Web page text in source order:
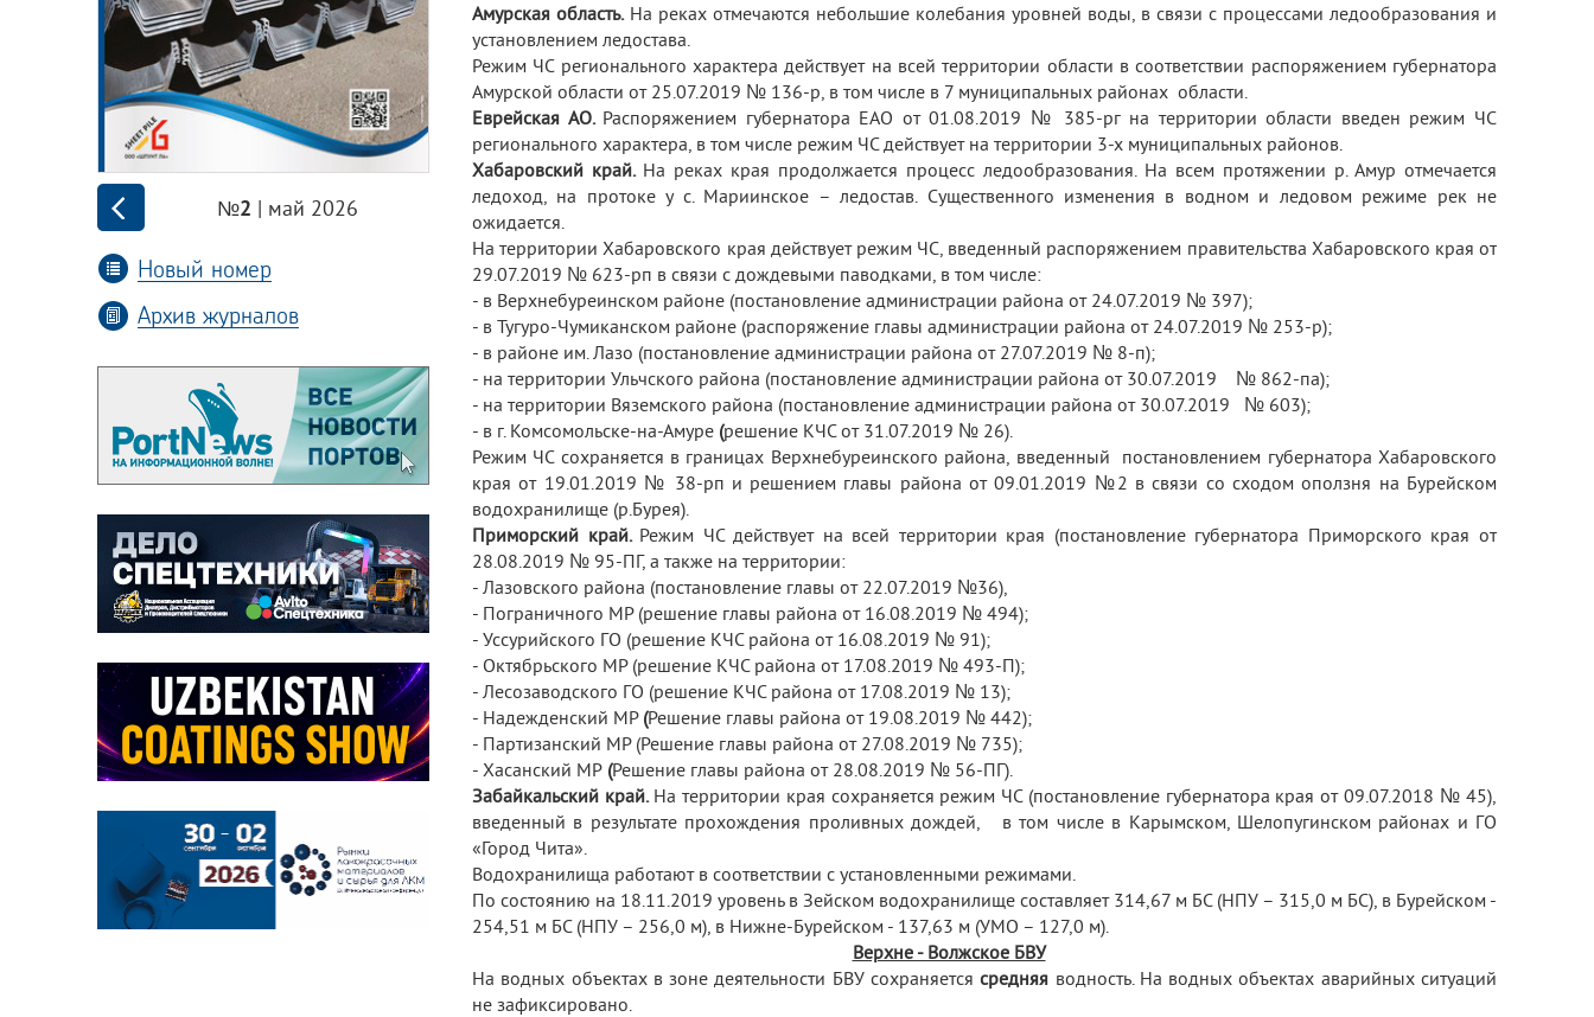
№2 | май 2026
Новый номер
Архив журналов
Амурская область.На реках отмечаются небольшие колебания уровней воды, в связи с процессами ледообразования и
установлением ледостава.
Режим ЧС регионального характера действует на всей территории области в соответствии распоряжением губернатора
Амурской области от 25.07.2019 № 136-р, в том числе в 7 муниципальных районах области.
Еврейская АО. Распоряжением губернатора ЕАО от 01.08.2019 № 385-рг на территории области введен режим ЧС
регионального характера, в том числе режим ЧС действует на территории 3-х муниципальных районов.
Хабаровский край. На реках края продолжается процесс ледообразования. На всем протяжении р. Амур отмечается
ледоход, на протоке у с. Мариинское – ледостав. Существенного изменения в водном и ледовом режиме рек не
ожидается.
На территории Хабаровского края действует режим ЧС, введенный распоряжением правительства Хабаровского края от
29.07.2019 № 623-рп в связи с дождевыми паводками, в том числе:
- в Верхнебуреинском районе (постановление администрации района от 24.07.2019 № 397);
- в Тугуро-Чумиканском районе (распоряжение главы администрации района от 24.07.2019 № 253-р);
- в районе им. Лазо (постановление администрации района от 27.07.2019 № 8-п);
- на территории Ульчского района (постановление администрации района от 30.07.2019 № 862-па);
- на территории Вяземского района (постановление администрации района от 30.07.2019 № 603);
- в г. Комсомольске-на-Амуре (решение КЧС от 31.07.2019 № 26).
Режим ЧС сохраняется в границах Верхнебуреинского района, введенный постановлением губернатора Хабаровского
края от 19.01.2019 № 38-рп и решением главы района от 09.01.2019 №2 в связи со сходом оползня на Бурейском
водохранилище (р.Бурея).
Приморский край. Режим ЧС действует на всей территории края (постановление губернатора Приморского края от
28.08.2019 № 95-ПГ, а также на территории:
- Лазовского района (постановление главы от 22.07.2019 №36),
- Пограничного МР (решение главы района от 16.08.2019 № 494);
- Уссурийского ГО (решение КЧС района от 16.08.2019 № 91);
- Октябрьского МР (решение КЧС района от 17.08.2019 № 493-П);
- Лесозаводского ГО (решение КЧС района от 17.08.2019 № 13);
- Надежденский МР (Решение главы района от 19.08.2019 № 442);
- Партизанский МР (Решение главы района от 27.08.2019 № 735);
- Хасанский МР (Решение главы района от 28.08.2019 № 56-ПГ).
Забайкальский край.На территории края сохраняется режим ЧС (постановление губернатора края от 09.07.2018 № 45),
введенный в результате прохождения проливных дождей, в том числе в Карымском, Шелопугинском районах и ГО
«Город Чита».
Водохранилища работают в соответствии с установленными режимами.
По состоянию на 18.11.2019 уровень в Зейском водохранилище составляет 314,67 м БС (НПУ – 315,0 м БС), в Бурейском -
254,51 м БС (НПУ – 256,0 м), в Нижне-Бурейском - 137,63 м (УМО – 127,0 м).
Верхне - Волжское БВУ
На водных объектах в зоне деятельности БВУ сохраняетсясредняя водность. На водных объектах аварийных ситуаций
не зафиксировано.